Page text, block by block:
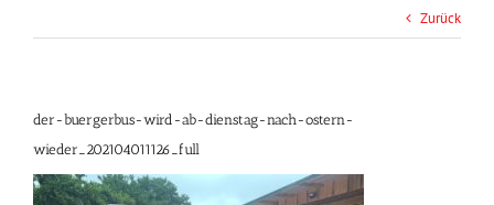
Zurück
der-buergerbus-wird-ab-dienstag-nach-ostern-
wieder_202104011126_full